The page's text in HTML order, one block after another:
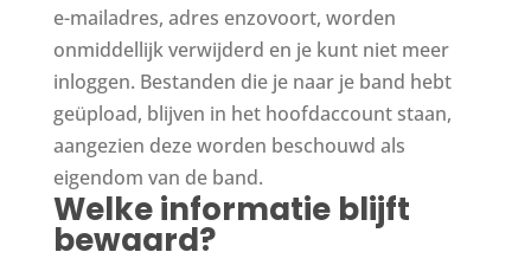
e-mailadres, adres enzovoort, worden
onmiddellijk verwijderd en je kunt niet meer
inloggen. Bestanden die je naar je band hebt
geüpload, blijven in het hoofdaccount staan,
aangezien deze worden beschouwd als
eigendom van de band.
Welke informatie blijft
bewaard?